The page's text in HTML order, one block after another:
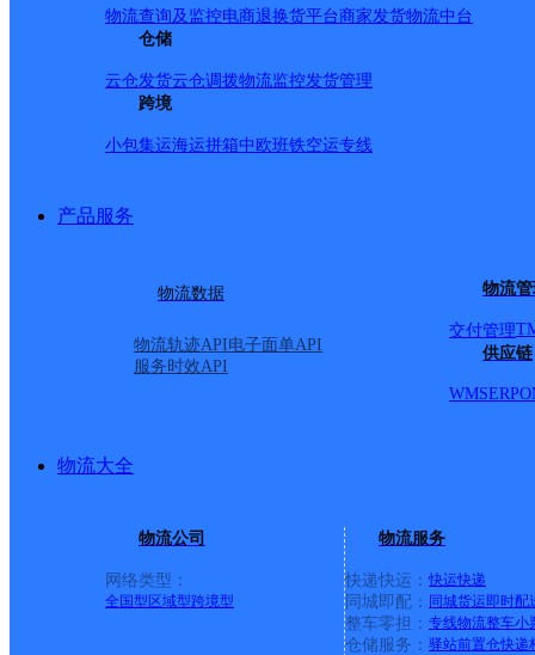
物流查询及监控电商退换货平台商家发货物流中台
仓储
云仓发货云仓调拨物流监控发货管理
跨境
小包集运海运拼箱中欧班铁空运专线
产品服务
物流数据
物流轨迹API电子面单API
服务时效API
物流
交付管理
供应链
WMSERP
物流大全
物流公司
网络类型：
全国型 区域型跨境型
物流服务
快递快运： 快运快递
同城即配： 同城货运即时配
整车零担： 专线物流整车小
仓储服务： 驿站前置仓快递